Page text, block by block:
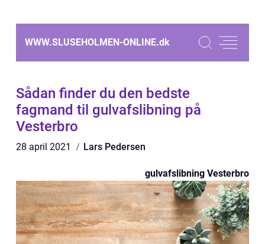
WWW.SLUSEHOLMEN-ONLINE.dk
Sådan finder du den bedste
fagmand til gulvafslibning på
Vesterbro
28 april 2021 Lars Pedersen
gulvafslibning Vesterbro